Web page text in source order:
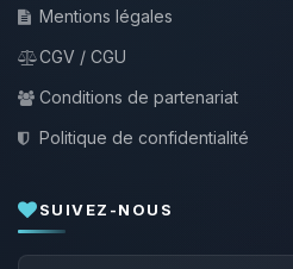
Mentions légales
CGV / CGU
Conditions de partenariat
Politique de confidentialité
SUIVEZ-NOUS